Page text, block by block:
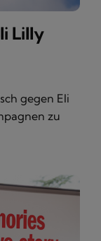
Lilly
gegen Eli
zu